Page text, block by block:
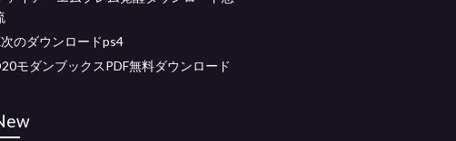
のダウンロードps4
モダンブックスPDF無料ダウンロード